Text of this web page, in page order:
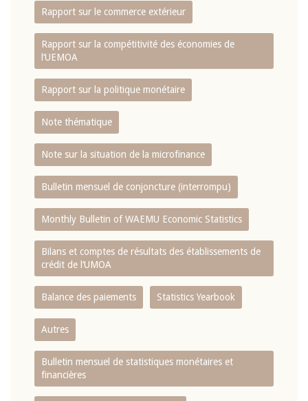
Rapport sur le commerce extérieur
Rapport sur la compétitivité des économies de
l‘UEMOA
Rapport sur la politique monétaire
Note thématique
Note sur la situation de la microfinance
Bulletin mensuel de conjoncture (interrompu)
Monthly Bulletin of WAEMU Economic Statistics
Bilans et comptes de résultats des établissements de
crédit de l‘UMOA
Balance des paiements Statistics Yearbook
Autres
Bulletin mensuel de statistiques monétaires et
financières